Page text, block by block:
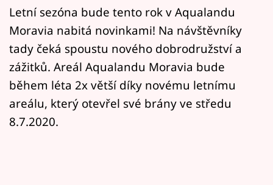
Přihlášení
Sledujte nás
Letní sezóna bude tento rok v Aqualandu
Moravia nabitá novinkami! Na návštěvníky
tady čeká spoustu nového dobrodružství a
zážitků. Areál Aqualandu Moravia bude
během léta 2x větší díky novému letnímu
areálu, který otevřel své brány ve středu
8.7.2020.